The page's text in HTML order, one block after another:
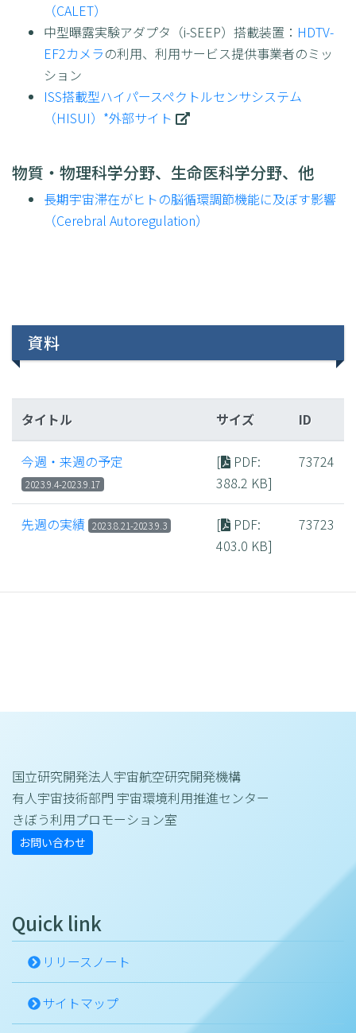
（CALET）
中型曝露実験アダプタ（i-SEEP）搭載装置： HDTV-
EF2カメラの利用、利用サービス提供事業者のミッ
ション
ISS搭載型ハイパースペクトルセンサシステム
（HISUI）*外部サイト
物質・物理科学分野、生命医科学分野、他
長期宇宙滞在がヒトの脳循環調節機能に及ぼす影響
（Cerebral Autoregulation）
資料
タイトル サイズ ID
今週・来週の予定
​2​0​23.9.4-​2​0​23.9.17
[ PDF:
388.2 KB]
73724
先週の実績 2​0​2​3.​8.21-​2​0​23​.​9.3 [ PDF:
403.0 KB]
73723
国立研究開発法人宇宙航空研究開発機構
有人宇宙技術部門 宇宙環境利用推進センター
きぼう利用プロモーション室
お問い合わせ
Quick link
リリースノート
サイトマップ